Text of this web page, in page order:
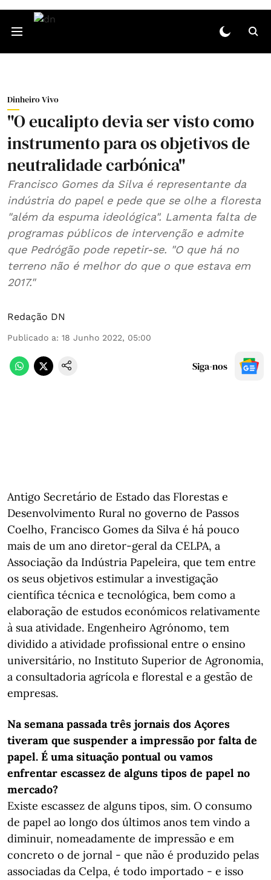
Dinheiro Vivo
"O eucalipto devia ser visto como
instrumento para os objetivos de
neutralidade carbónica"
Francisco Gomes da Silva é representante da
indústria do papel e pede que se olhe a floresta
"além da espuma ideológica". Lamenta falta de
programas públicos de intervenção e admite
que Pedrógão pode repetir-se. "O que há no
terreno não é melhor do que o que estava em
2017."
Redação DN
Publicado a: 18 Junho 2022, 05:00
Siga-nos
Antigo Secretário de Estado das Florestas e
Desenvolvimento Rural no governo de Passos
Coelho, Francisco Gomes da Silva é há pouco
mais de um ano diretor-geral da CELPA, a
Associação da Indústria Papeleira, que tem entre
os seus objetivos estimular a investigação
científica técnica e tecnológica, bem como a
elaboração de estudos económicos relativamente
à sua atividade. Engenheiro Agrónomo, tem
dividido a atividade profissional entre o ensino
universitário, no Instituto Superior de Agronomia,
a consultadoria agrícola e florestal e a gestão de
empresas.
Na semana passada três jornais dos Açores
tiveram que suspender a impressão por falta de
papel. É uma situação pontual ou vamos
enfrentar escassez de alguns tipos de papel no
mercado?
Existe escassez de alguns tipos, sim. O consumo
de papel ao longo dos últimos anos tem vindo a
diminuir, nomeadamente de impressão e em
concreto o de jornal - que não é produzido pelas
associadas da Celpa, é todo importado - e isso